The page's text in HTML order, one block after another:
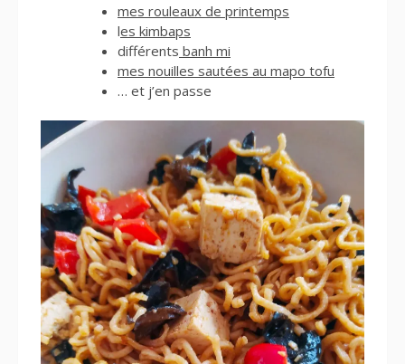
mes rouleaux de printemps
les kimbaps
différents banh mi
mes nouilles sautées au mapo tofu
… et j’en passe